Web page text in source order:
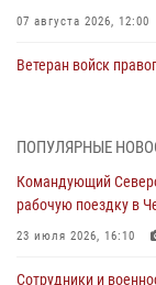
07 августа 2026, 12:00
Ветеран войск
Смольного собора в
07 августа 2026, 11:34
ПОПУЛЯРНЫЕ
Командующий
рабочую поездку в
23 июля 2026, 16:10
Сотрудники и